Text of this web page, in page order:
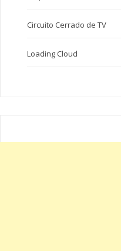
Circuito Cerrado de TV
Loading Cloud